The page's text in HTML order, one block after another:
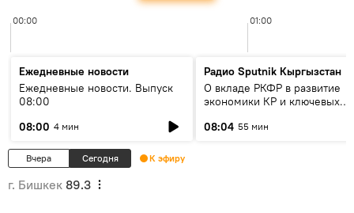
00:00 01:00
Ежедневные новости
Ежедневные новости. Выпуск
08:00
08:00 4 мин
Радио Sputnik Кыргызстан
О вкладе РКФР в развитие
экономики КР и ключевых
08:04 55 мин
Вчера Сегодня К эфиру
г. Бишкек 89.3